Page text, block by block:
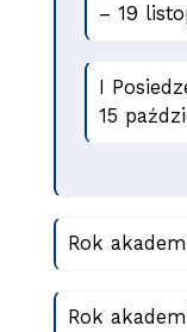
– 19
I
15
Rok
Rok